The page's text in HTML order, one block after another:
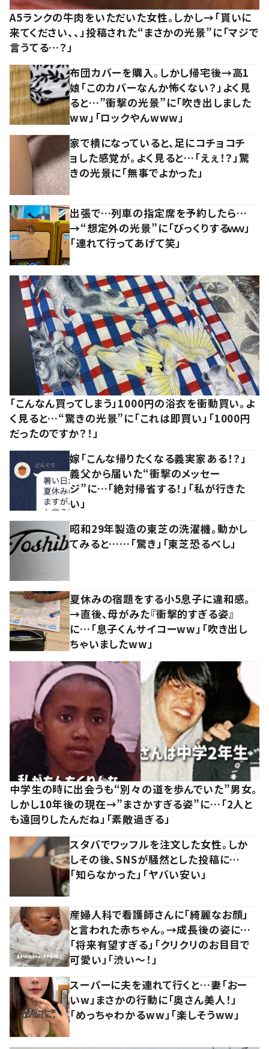
A5ランクの牛肉をいただいた女性。しかし→「貰いに
来てください、、」投稿された“まさかの光景”に「マジで
言うてる…？」
布団カバーを購入。しかし帰宅後→高1
娘「このカバーなんか怖くない？」よく見
ると…”衝撃の光景”に「吹き出しました
ww」「ロックやんwww」
家で横になっていると、足にコチョコチ
ョした感覚が。よく見ると…「えぇ！？」驚
きの光景に「無事でよかった」
出張で…列車の指定席を予約したら…
→“想定外の光景”に「びっくりするｗｗ」
「連れて行ってあげて笑」
「こんなん買ってしまう」1000円の浴衣を衝動買い。よ
く見ると…“驚きの光景”に「これは即買い」「1000円
だったのですか？！」
嫁「こんな帰りたくなる義実家ある！？」
義父から届いた“衝撃のメッセー
ジ”に…「絶対帰省する！」「私が行きた
い」
昭和29年製造の東芝の洗濯機。動かし
てみると……「驚き」「東芝恐るべし」
夏休みの宿題をする小5息子に違和感。
→直後、母がみた『衝撃的すぎる姿』
に…「息子くんサイコーww」「吹き出し
ちゃいましたww」
中学生の時に出会うも“別々の道を歩んでいた”男女。
しかし10年後の現在→”まさかすぎる姿”に…「2人と
も遠回りしたんだね」「素敵過ぎる」
スタバでワッフルを注文した女性。しか
しその後、SNSが騒然とした投稿に…
「知らなかった」「ヤバい安い」
産婦人科で看護師さんに「綺麗なお顔」
と言われた赤ちゃん。→成長後の姿に…
「将来有望すぎる」「クリクリのお目目で
可愛い」「渋い～！」
スーパーに夫を連れて行くと…妻「おー
いw」まさかの行動に「奥さん美人！」
「めっちゃわかるww」「楽しそうww」